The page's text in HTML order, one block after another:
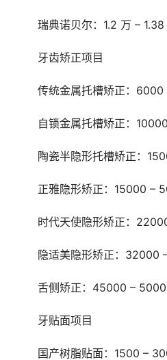
瑞典诺贝尔：1.2 万 –
	牙齿矫正项目
传统金属托槽矫正：6000
自锁金属托槽矫正：
陶瓷半隐形托槽矫正：
正雅隐形矫正：15000 –
时代天使隐形矫正：
隐适美隐形矫正：32000
舌侧矫正：45000 –
	牙贴面项目
国产树脂贴面：1500 –